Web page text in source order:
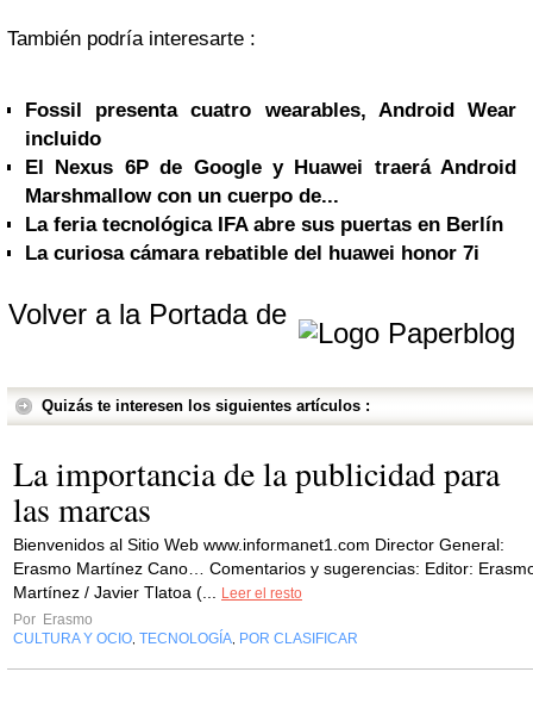
También podría interesarte :
Fossil presenta cuatro wearables, Android Wear
incluido
El Nexus 6P de Google y Huawei traerá Android
Marshmallow con un cuerpo de...
La feria tecnológica IFA abre sus puertas en Berlín
La curiosa cámara rebatible del huawei honor 7i
Volver a la Portada de
Quizás te interesen los siguientes artículos :
La importancia de la publicidad para
las marcas
Bienvenidos al Sitio Web www.informanet1.com Director General:
Erasmo Martínez Cano… Comentarios y sugerencias: Editor:
Martínez / Javier Tlatoa (...
Leer el resto
Por Erasmo
CULTURA Y OCIO TECNOLOGÍA POR CLASIFICAR